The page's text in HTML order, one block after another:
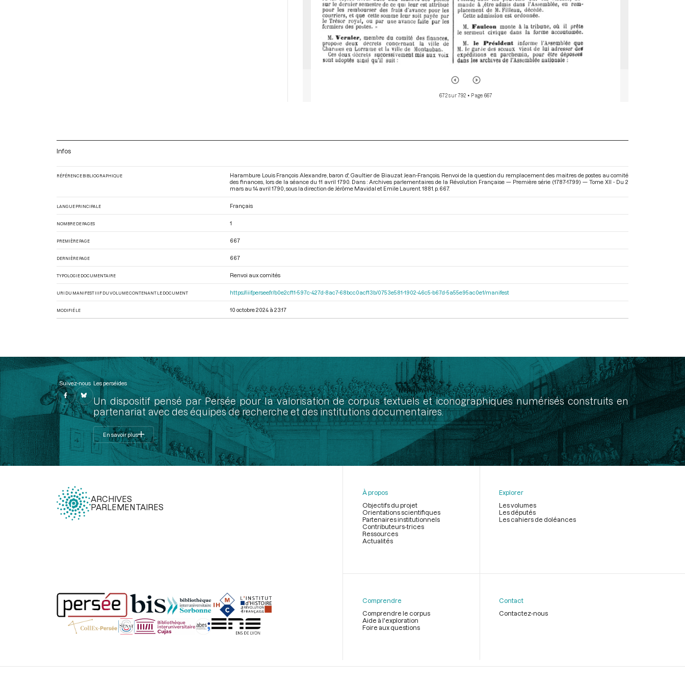
672 sur 792 • Page 667
Infos
RÉFÉRENCE BIBLIOGRAPHIQUE
Harambure Louis François Alexandre, baron d', Gaultier de Biauzat Jean-François. Renvoi de la question du remplacement des maitres de postes au comité
des finances, lors de la séance du 11 avril 1790. Dans : Archives parlementaires de la Révolution Française — Première série (1787-1799) — Tome XII - Du 2
mars au 14 avril 1790 , sous la direction de Jérôme Mavidal et Emile Laurent. 1881. p. 667.
LANGUE PRINCIPALE Français
NOMBRE DE PAGES 1
PREMIÈRE PAGE 667
DERNIÈRE PAGE 667
TYPOLOGIE DOCUMENTAIRE Renvoi aux comités
URI DU MANIFEST IIIF DU VOLUME CONTENANT LE DOCUMENT https://iiif.persee.fr/b0e2cf11-597c-427d-8ac7-68bcc0acf13b/0753e581-1902-46c5-b67d-5a55e95ac0e1/manifest
MODIFIÉ LE 10 octobre 2024 à 23:17
Suivez-nous Les perséides
Un dispositif pensé par Persée pour la valorisation de corpus textuels et iconographiques numérisés construits en
partenariat avec des équipes de recherche et des institutions documentaires.
En savoir plus
ARCHIVES
PARLEMENTAIRES
page
À propos
Objectifs du projet
Orientations scientifiques
Partenaires institutionnels
Contributeurs-trices
Ressources
Actualités
Explorer
Les volumes
Les députés
Les cahiers de doléances
Comprendre
Comprendre le corpus
Aide à l'exploration
Foire aux questions
Contact
Contactez-nous
Légal